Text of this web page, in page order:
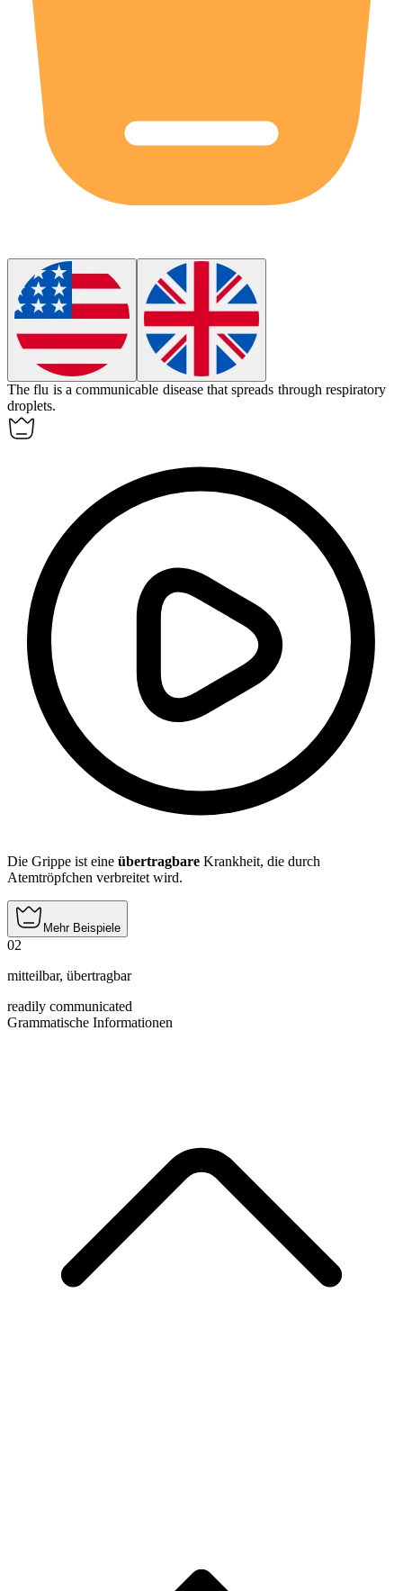
The flu is a communicable disease that spreads through respiratory
droplets.
Die Grippe ist eine übertragbare Krankheit, die durch
Atemtröpfchen verbreitet wird.
Mehr Beispiele
02
mitteilbar, übertragbar
readily communicated
Grammatische Informationen